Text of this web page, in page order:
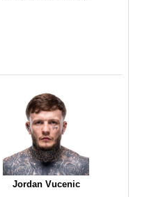
Jordan Vucenic